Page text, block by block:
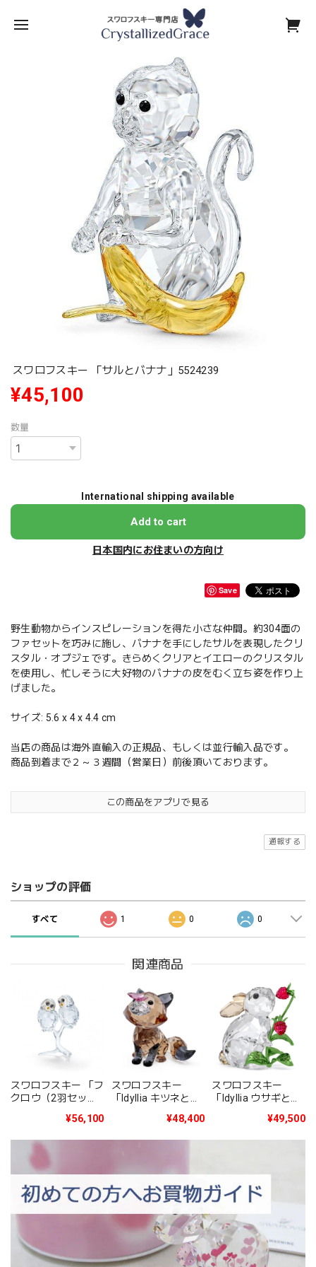
スワロフスキー 「サルとバナナ」5524239
¥45,100
数量
International shipping available
Add to cart
日本国内にお住まいの方向け
Save
野生動物からインスピレーションを得た小さな仲間。約304面の
ファセットを巧みに施し、バナナを手にしたサルを表現したクリ
スタル・オブジェです。きらめくクリアとイエローのクリスタル
を使用し、忙しそうに大好物のバナナの皮をむく立ち姿を作り上
げました。
サイズ: 5.6 x 4 x 4.4 cm
当店の商品は海外直輸入の正規品、もしくは並行輸入品です。
商品到着まで２～３週間（営業日）前後頂いております。
この商品をアプリで見る
通報する
ショップの評価
すべて 1 0 0
関連商品
スワロフスキー 「フ
クロウ（2羽セッ
¥56,100
スワロフスキー
「Idyllia キツネとチ
¥48,400
スワロフスキー
「Idyllia ウサギと木
¥49,500